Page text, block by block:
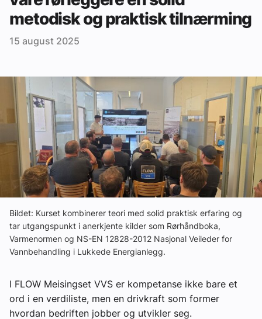
Varme og energi
Aktuelle prosjekter
Om VVS Aktuelt
Kontakt oss:
Abonner på fagbladet Byggfakta Nyheter
Annonsere i VVS Aktuelt
Kontakt oss
Tips oss
metodisk og praktisk tilnærming
15 august 2025
Bildet: Kurset kombinerer teori med solid praktisk erfaring og
tar utgangspunkt i anerkjente kilder som Rørhåndboka,
Varmenormen og NS-EN 12828-2012 Nasjonal Veileder for
Vannbehandling i Lukkede Energianlegg.
I FLOW Meisingset VVS er kompetanse ikke bare et
ord i en verdiliste, men en drivkraft som former
hvordan bedriften jobber og utvikler seg.